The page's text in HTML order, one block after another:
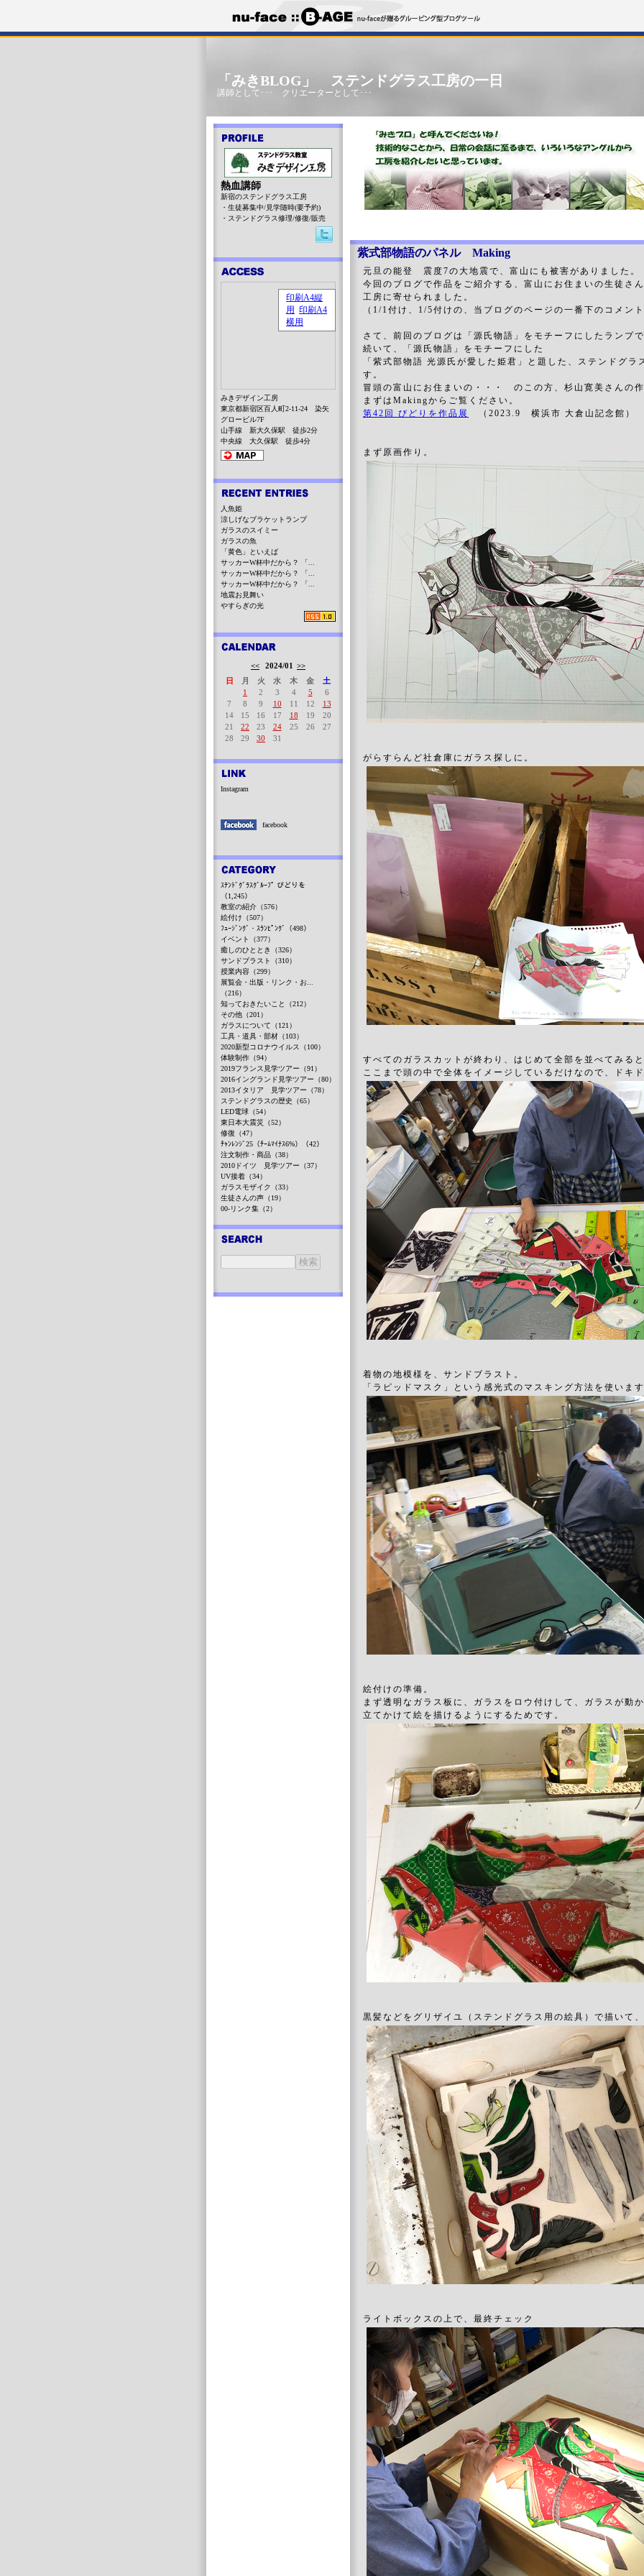
「みきBLOG」 ステンドグラス工房の一日
講師として･･･ クリエーターとして･･･
紫式部物語のパネル Making
元旦の能登 震度7の大地震で、富山にも被害がありました。
今回のブログで作品をご紹介する、富山にお住まいの生徒さ
工房に寄せられました。
（1/1付け、1/5付けの、当ブログのページの一番下のコメン
さて、前回のブログは「源氏物語」をモチーフにしたランプ
続いて、「源氏物語」をモチーフにした
「紫式部物語 光源氏が愛した姫君」と題した、ステンドグラ
す。
冒頭の富山にお住まいの・・・ のこの方、杉山寛美さんの
まずはMakingからご覧ください。
第42回 びどりを作品展
（2023.9 横浜市 大倉山記念館）
まず原画作り。
がらすらんど社倉庫にガラス探しに。
すべてのガラスカットが終わり、はじめて全部を並べてみる
ここまで頭の中で全体をイメージしているだけなので、ドキ
着物の地模様を、サンドブラスト。
「ラピッドマスク」という感光式のマスキング方法を使いま
絵付けの準備。
まず透明なガラス板に、ガラスをロウ付けして、ガラスが動
立てかけて絵を描けるようにするためです。
黒髪などをグリザイユ（ステンドグラス用の絵具）で描いて
ライトボックスの上で、最終チェック
熱血講師
新宿のステンドグラス工房
・生徒募集中/見学随時(要予約)
・ステンドグラス修理/修復/販売
みきデザイン工房
東京都新宿区百人町2-11-24 染矢
グロービル7F
山手線 新大久保駅 徒歩2分
中央線 大久保駅 徒歩4分
人魚姫
涼しげなブラケットランプ
ガラスのスイミー
ガラスの魚
「黄色」といえば
サッカーW杯中だから？ 「...
サッカーW杯中だから？ 「...
サッカーW杯中だから？ 「...
地震お見舞い
やすらぎの光
<< 2024/01 >>
日
月 火 水 木 金
土
1
2 3 4 5
6
7
8 9 10 11 12
13
14
15 16 17 18 19
20
21
22 23 24 25 26
27
28
29 30 31
Instagram
facebook
ｽﾃﾝﾄﾞｸﾞﾗｽｸﾞﾙｰﾌﾟ びどりを
（1,245）
教室の紹介（576）
絵付け（507）
ﾌｭｰｼﾞﾝｸﾞ・ｽﾗﾝﾋﾟﾝｸﾞ（498）
イベント（377）
癒しのひととき（326）
サンドブラスト（310）
授業内容（299）
展覧会・出版・リンク・お...
（216）
知っておきたいこと（212）
その他（201）
ガラスについて（121）
工具・道具・部材（103）
2020新型コロナウイルス（100）
体験制作（94）
2019フランス見学ツアー（91）
2016イングランド見学ツアー（80）
2013イタリア 見学ツアー（78）
ステンドグラスの歴史（65）
LED電球（54）
東日本大震災（52）
修復（47）
ﾁｬﾝﾚﾝｼﾞ25（ﾁｰﾑﾏｲﾅｽ6%）（42）
注文制作・商品（38）
2010ドイツ 見学ツアー（37）
UV接着（34）
ガラスモザイク（33）
生徒さんの声（19）
00-リンク集（2）